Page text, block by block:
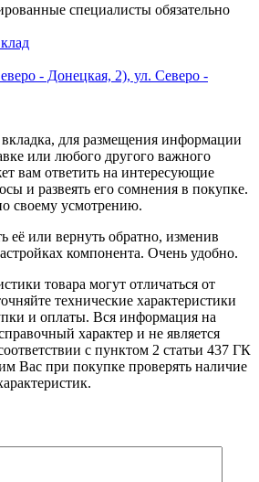
специалисты обязательно
- Донецкая, 2), ул. Северо -
для размещения информации
или любого другого важного
вам ответить на интересующие
и развеять его сомнения в покупке.
своему усмотрению.
её или вернуть обратно, изменив
компонента. Очень удобно.
товара могут отличаться от
технические характеристики
и оплаты. Вся информация на
характер и не является
с пунктом 2 статьи 437 ГК
Вас при покупке проверять наличие